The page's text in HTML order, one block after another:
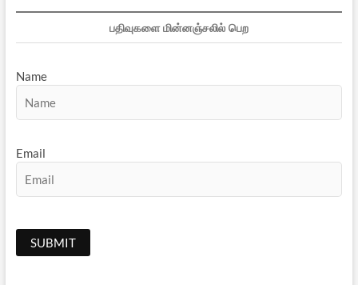
பதிவுகளை மின்னஞ்சலில் பெற
Name
Email